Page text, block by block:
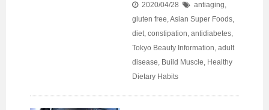
2020/04/28 antiaging,
gluten free,Asian Super Foods,
diet, constipation, antidiabetes,
Tokyo Beauty Information, adult
disease, Build Muscle, Healthy
Dietary Habits